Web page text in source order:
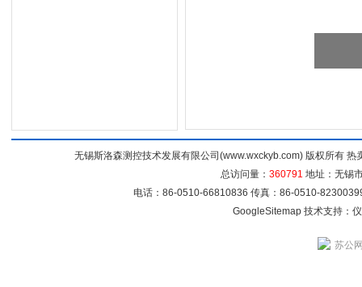
无锡斯洛森测控技术发展有限公司(www.wxckyb.com) 版权所有
总访问量： 360791 地址：无锡
电话：86-0510-66810836 传真：86-0510-
GoogleSitemap技术支持：
苏公